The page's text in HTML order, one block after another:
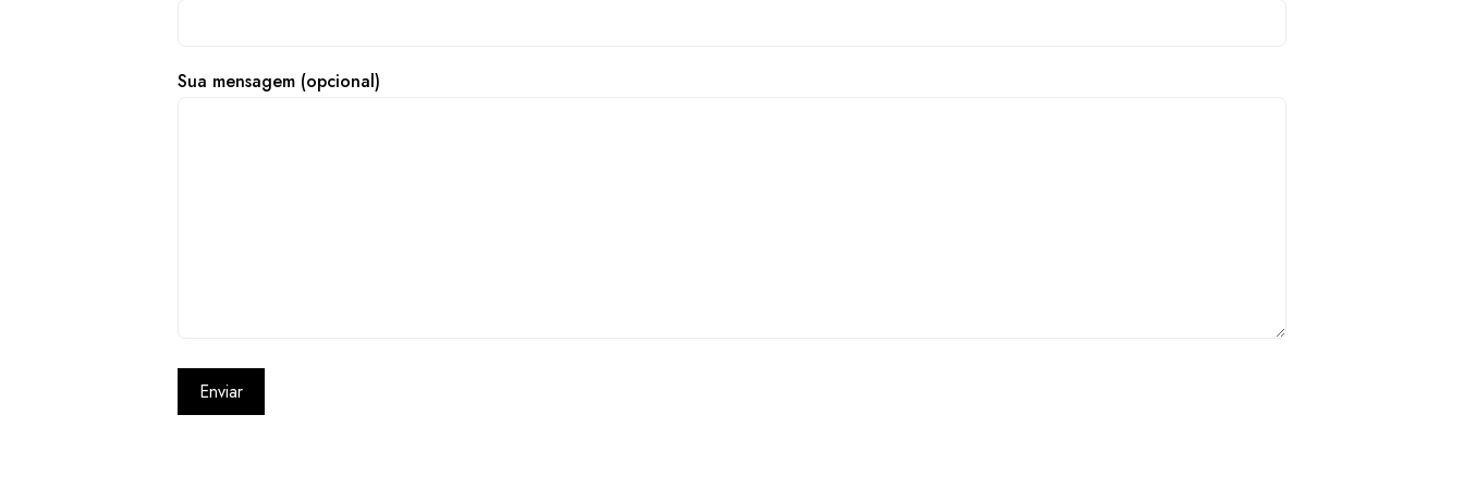
Sua mensagem (opcional)